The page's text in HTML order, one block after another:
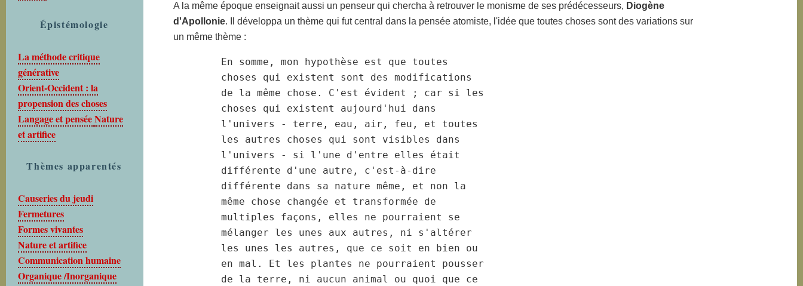
Épistémologie
La méthode critique
générative
Orient-Occident : la
propension des choses
Langage et penséeNature
et artifice
Thèmes apparentés
Causeries du jeudi
Fermetures
Formes vivantes
Nature et artifice
Communication humaine
Organique /Inorganique
A la même époque enseignait aussi un penseur qui chercha à retrouver le monisme de ses prédécesseurs, Diogène
d'Apollonie. Il développa un thème qui fut central dans la pensée atomiste, l'idée que toutes choses sont des variations sur
un même thème :
En somme, mon hypothèse est que toutes
choses qui existent sont des modifications
de la même chose. C'est évident ; car si les
choses qui existent aujourd'hui dans
l'univers - terre, eau, air, feu, et toutes
les autres choses qui sont visibles dans
l'univers - si l'une d'entre elles était
différente d'une autre, c'est-à-dire
différente dans sa nature même, et non la
même chose changée et transformée de
multiples façons, elles ne pourraient se
mélanger les unes aux autres, ni s'altérer
les unes les autres, que ce soit en bien ou
en mal. Et les plantes ne pourraient pousser
de la terre, ni aucun animal ou quoi que ce